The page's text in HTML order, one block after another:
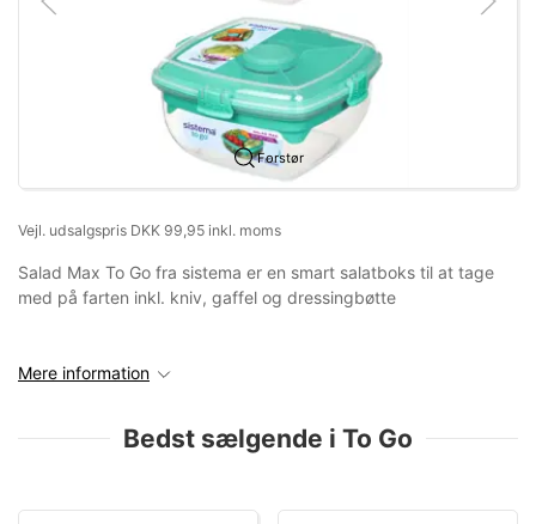
Forstør
Vejl. udsalgspris DKK 99,95 inkl. moms
Salad Max To Go fra sistema er en smart salatboks til at tage
med på farten inkl. kniv, gaffel og dressingbøtte
Mere information
Bedst sælgende i To Go